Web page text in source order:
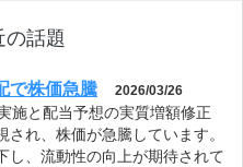
の話題
で株価急騰 2026/03/26
施と配当予想の実質増額修正
され、株価が急騰しています。
し、流動性の向上が期待されて